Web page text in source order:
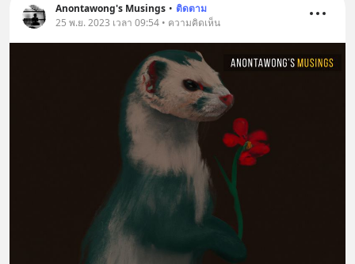
Anontawong's Musings • ติดตาม
25 พ.ย. 2023 เวลา 09:54 • ความคิดเห็น